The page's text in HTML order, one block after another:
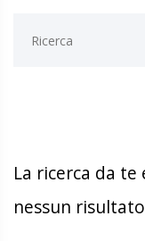
La ricerca da
nessun risultato